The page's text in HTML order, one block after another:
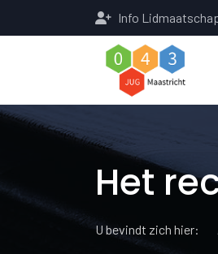
Info
Het
U bevindt zich hier: